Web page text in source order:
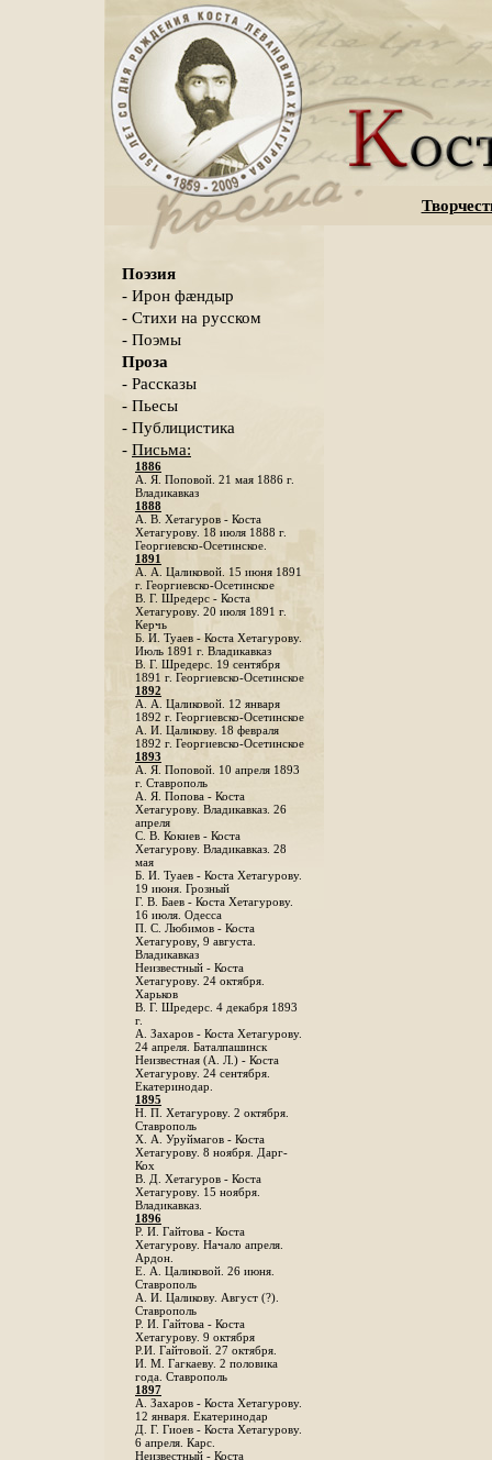
Поэзия
- Ирон фæндыр
- Стихи на русском
- Поэмы
Проза
- Рассказы
- Пьесы
- Публицистика
- Письма:
1886
А. Я. Поповой. 21 мая 1886 г.
Владикавказ
1888
A. В. Хетагуров - Коста
Хетагурову. 18 июля 1888 г.
Георгиевско-Осетинское.
1891
А. А. Цаликовой. 15 июня 1891
г. Георгиевско-Осетинское
B. Г. Шредерс - Коста
Хетагурову. 20 июля 1891 г.
Керчь
Б. И. Туаев - Коста Хетагурову.
Июль 1891 г. Владикавказ
В. Г. Шредерс. 19 сентября
1891 г. Георгиевско-Осетинское
1892
А. А. Цаликовой. 12 января
1892 г. Георгиевско-Осетинское
А. И. Цаликову. 18 февраля
1892 г. Георгиевско-Осетинское
1893
А. Я. Поповой. 10 апреля 1893
г. Ставрополь
A. Я. Попова - Коста
Хетагурову. Владикавказ. 26
апреля
С. В. Кокиев - Коста
Хетагурову. Владикавказ. 28
мая
Б. И. Туаев - Коста Хетагурову.
19 июня. Грозный
Г. В. Баев - Коста Хетагурову.
16 июля. Одесса
П. С. Любимов - Коста
Хетагурову, 9 августа.
Владикавказ
Неизвестный - Коста
Хетагурову. 24 октября.
Харьков
B. Г. Шредерс. 4 декабря 1893
г.
А. Захаров - Коста Хетагурову.
24 апреля. Баталпашинск
Неизвестная (А. Л.) - Коста
Хетагурову. 24 сентября.
Екатеринодар.
1895
Н. П. Хетагурову. 2 октября.
Ставрополь
X. А. Уруймагов - Коста
Хетагурову. 8 ноября. Дарг-
Кох
В. Д. Хетагуров - Коста
Хетагурову. 15 ноября.
Владикавказ.
1896
Р. И. Гайтова - Коста
Хетагурову. Начало апреля.
Ардон.
Е. А. Цаликовой. 26 июня.
Ставрополь
А. И. Цаликову. Август (?).
Ставрополь
Р. И. Гайтова - Коста
Хетагурову. 9 октября
Р.И. Гайтовой. 27 октября.
И. М. Гагкаеву. 2 половика
года. Ставрополь
1897
А. Захаров - Коста Хетагурову.
12 января. Екатеринодар
Д. Г. Гиоев - Коста Хетагурову.
6 апреля. Карс.
Неизвестный - Коста